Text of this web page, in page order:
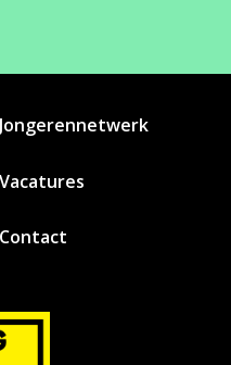
Jongerennetwerk
Vacatures
Contact